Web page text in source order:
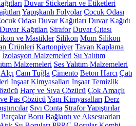
Duvar Stickerları ve Etiketleri
Yapışkanlı Folyolar Çocuk Odası
Odası Duvar Kağıtları Duvar Kağıdı
Kağıtları Strafor Duvar Çıtası
ve Mastikler Silikon Mum Silikon
Ürünleri Kartonpiyer Tavan Kaplama
İzolasyon Malzemeleri Su Yalıtım
Malzemeleri Ses Yalıtım Malzemeleri
Alçı Cam Tuğla Çimento Beton Harcı Çatı
İnşaat Kimyasalları İnşaat Temizlik
Harç ve Sıva Çözücü Çok Amaçlı
Pas Çözücü Yapı Kimyasalları Derz
Sıvı Conta Strafor Yapıştırılar
Boru Bağlantı ve Aksesuarları